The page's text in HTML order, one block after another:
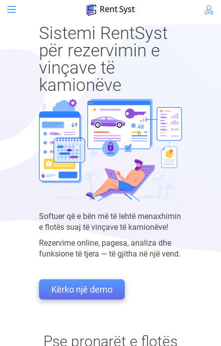
Sistemi RentSyst
për rezervimin e
vinçave të
kamionëve
Softuer që e bën më të lehtë menaxhimin
e flotës suaj të vinçave të kamionëve!
Rezervime online, pagesa, analiza dhe
funksione të tjera — të gjitha në një vend.
Kërko një demo
Pse pronarët e flotës